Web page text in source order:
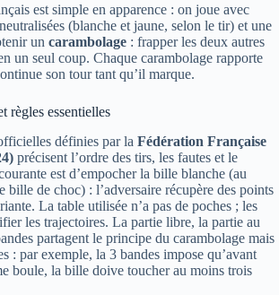
est simple en apparence : on joue avec
(blanche et jaune, selon le tir) et une
un carambolage : frapper les deux autres
un seul coup. Chaque carambolage rapporte
son tour tant qu’il marque.
règles essentielles
définies par la Fédération Française
précisent l’ordre des tirs, les fautes et le
est d’empocher la bille blanche (au
bille de choc) : l’adversaire récupère des points
La table utilisée n’a pas de poches ; les
les trajectoires. La partie libre, la partie au
partagent le principe du carambolage mais
: par exemple, la 3 bandes impose qu’avant
boule, la bille doive toucher au moins trois